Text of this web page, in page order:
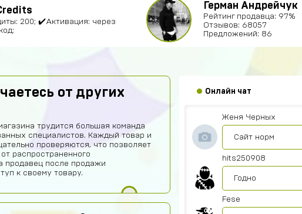
200; ✔️Активация: через
Герман Андрейчук
Рейтинг продавца: 97%
Отзывов: 68057
Предложений: 86
от других
трудится большая команда
специалистов. Каждый товар и
проверяются, что позволяет
распространенного
продавец после продажи
к своему товару.
Онлайн чат
Купил
Алексей Волков
Амир Калтаев
Офигетт
Женя Черных
Сайт норм
hits250908
Годно
Fese